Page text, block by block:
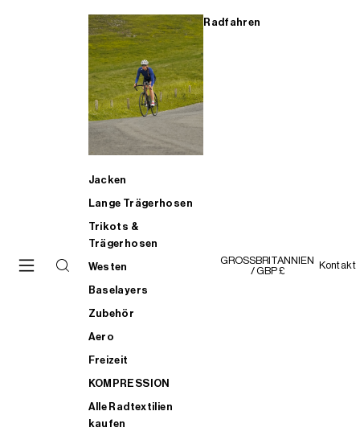
Radfahren
Jacken
Lange Trägerhosen
Trikots &
Trägerhosen
Westen
Baselayers
Zubehör
Aero
Freizeit
KOMPRESSION
Alle Radtextilien
kaufen
GROSSBRITANNIEN
/ GBP £
Kontakt